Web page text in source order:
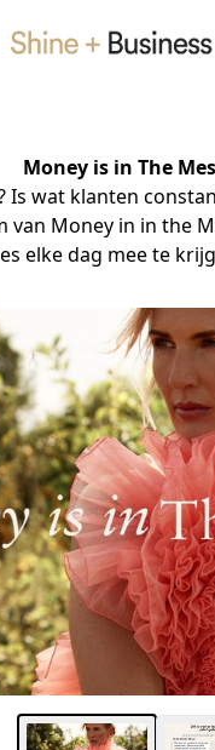
Money is in The
Is wat klanten
van Money in in the
elke dag mee te